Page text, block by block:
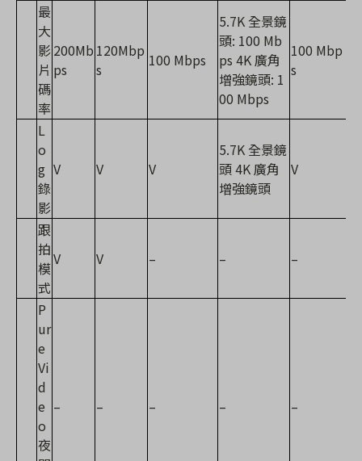
最
大
影
片
碼
率
200Mb
ps
120Mbp
s
100 Mbps
5.7K 全景鏡
頭: 100 Mb
ps 4K 廣角
增強鏡頭: 1
00 Mbps
100 Mbp
s
L
o
g
錄
影
V V V
5.7K 全景鏡
頭 4K 廣角
增強鏡頭
V
跟
拍
模
式
V V – – –
P
ur
e
Vi
d
e
o
夜
– – – – –